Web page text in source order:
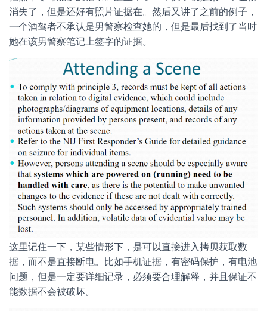
消失了，但是还好有照片证据在。然后又讲了之前的例子，
一个酒驾者不承认是男警察检查她的，但是最后找到了当时
她在该男警察笔记上签字的证据。
这里记住一下，某些情形下，是可以直接进入拷贝获取数
据，而不是直接断电。比如手机证据，有密码保护，有电池
问题，但是一定要详细记录，必须要合理解释，并且保证不
能数据不会被破坏。